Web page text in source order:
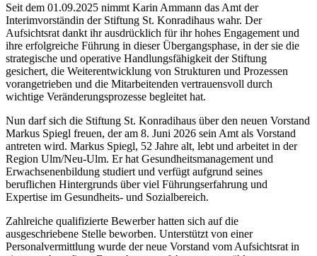
Seit dem 01.09.2025 nimmt Karin Ammann das Amt der
Interimvorständin der Stiftung St. Konradihaus wahr. Der
Aufsichtsrat dankt ihr ausdrücklich für ihr hohes Engagement und
ihre erfolgreiche Führung in dieser Übergangsphase, in der sie die
strategische und operative Handlungsfähigkeit der Stiftung
gesichert, die Weiterentwicklung von Strukturen und Prozessen
vorangetrieben und die Mitarbeitenden vertrauensvoll durch
wichtige Veränderungsprozesse begleitet hat.
Nun darf sich die Stiftung St. Konradihaus über den neuen Vorstand
Markus Spiegl freuen, der am 8. Juni 2026 sein Amt als Vorstand
antreten wird. Markus Spiegl, 52 Jahre alt, lebt und arbeitet in der
Region Ulm/Neu-Ulm. Er hat Gesundheitsmanagement und
Erwachsenenbildung studiert und verfügt aufgrund seines
beruflichen Hintergrunds über viel Führungserfahrung und
Expertise im Gesundheits- und Sozialbereich.
Zahlreiche qualifizierte Bewerber hatten sich auf die
ausgeschriebene Stelle beworben. Unterstützt von einer
Personalvermittlung wurde der neue Vorstand vom Aufsichtsrat in